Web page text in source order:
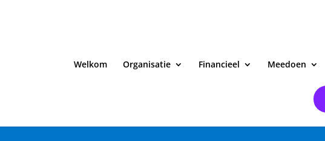
Welkom Organisatie Financieel Meedoen